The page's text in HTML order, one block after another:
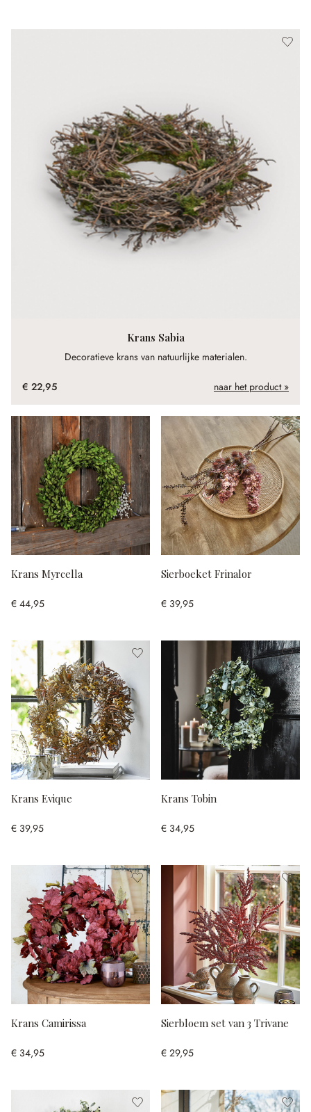
Krans Sabia
Decoratieve krans van natuurlijke materialen.
€ 22,95 naar het product »
Krans Myrcella
€ 44,95
Sierboeket Frinalor
€ 39,95
Krans Evique
€ 39,95
Krans Tobin
€ 34,95
Krans Camirissa
€ 34,95
Sierbloem set van 3 Trivane
€ 29,95